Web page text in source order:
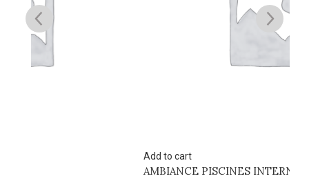
AMBIANCE PISCINES INTERNATIONAL